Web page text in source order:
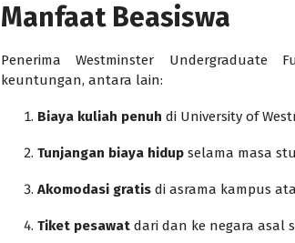
Manfaat Beasiswa
Penerima Westminster Undergraduate
keuntungan, antara lain:
Biaya kuliah penuh di University of
Tunjangan biaya hidup selama masa
Akomodasi gratis di asrama kampus
Tiket pesawat dari dan ke negara asal